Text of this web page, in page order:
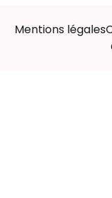
Mentions légales